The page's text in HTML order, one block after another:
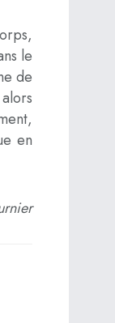
le
de
en